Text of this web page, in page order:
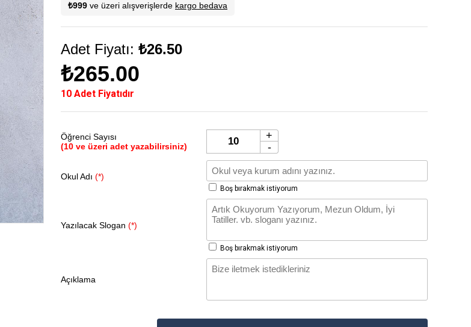
₺999 ve üzeri alışverişlerde kargo bedava
Adet Fiyatı: ₺26.50
₺265.00
10 Adet Fiyatıdır
Öğrenci Sayısı
(10 ve üzeri adet yazabilirsiniz)
+
-
Okul Adı (*)
Boş bırakmak istiyorum
Yazılacak Slogan (*)
Boş bırakmak istiyorum
Açıklama